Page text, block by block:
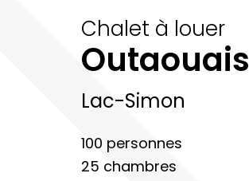
Chalet à louer
Outaouais
Lac-Simon
100 personnes
25 chambres